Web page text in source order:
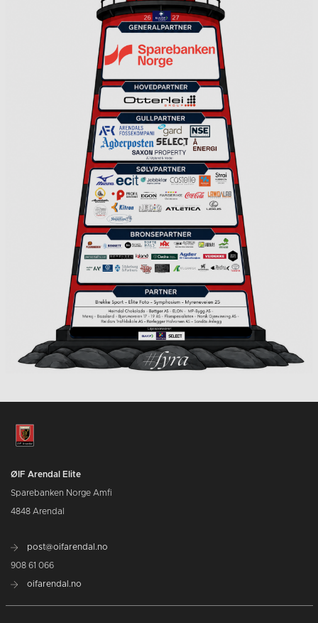
ØIF Arendal Elite
Sparebanken Norge Amfi
4848 Arendal
post@oifarendal.no
908 61 066
oifarendal.no